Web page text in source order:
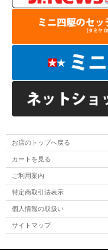
お店のトップへ戻る
カートを見る
ご利用案内
特定商取引法表示
個人情報の取扱い
サイトマップ